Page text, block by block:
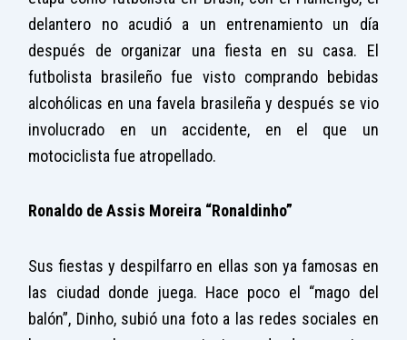
delantero no acudió a un entrenamiento un día
después de organizar una fiesta en su casa. El
futbolista brasileño fue visto comprando bebidas
alcohólicas en una favela brasileña y después se vio
involucrado en un accidente, en el que un
motociclista fue atropellado.
Ronaldo de Assis Moreira “Ronaldinho”
Sus fiestas y despilfarro en ellas son ya famosas en
las ciudad donde juega. Hace poco el “mago del
balón”, Dinho, subió una foto a las redes sociales en